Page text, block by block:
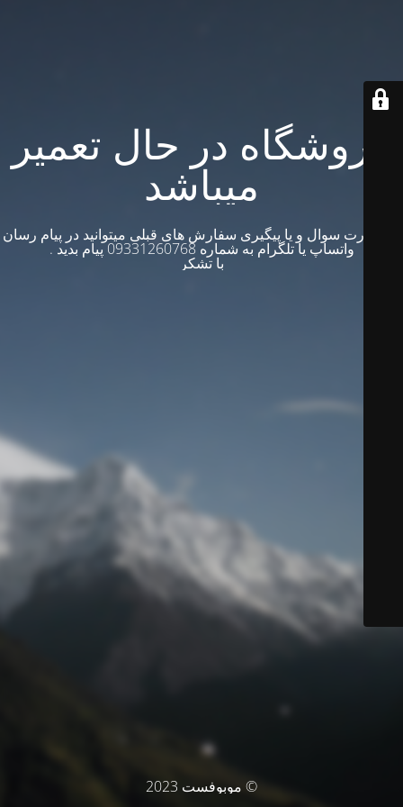
فروشگاه در حال تعمیر
میباشد
در صورت سوال و یا پیگیری سفارش های قبلی میتوانید در پیام رسان
واتساپ یا تلگرام به شماره 09331260768 پیام بدید .
با تشکر
© موبوفست 2023